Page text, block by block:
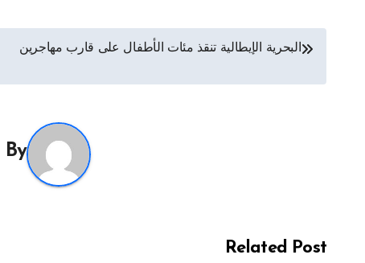
تصفّح
المقالات
البحرية الإيطالية تنقذ مئات الأطفال على قارب مهاجرين
By
Related Post